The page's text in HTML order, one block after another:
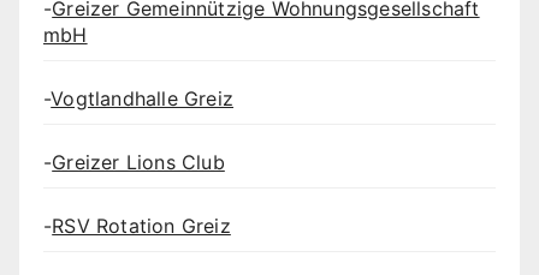
-Greizer Gemeinnützige Wohnungsgesellschaft
mbH
-Vogtlandhalle Greiz
-Greizer Lions Club
-RSV Rotation Greiz